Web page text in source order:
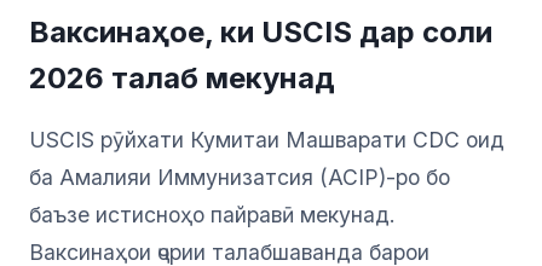
Ваксинаҳое, ки USCIS дар соли
2026 талаб мекунад
USCIS рӯйхати Кумитаи Машварати CDC оид
ба Амалияи Иммунизатсия (ACIP)-ро бо
баъзе истисноҳо пайравӣ мекунад.
Ваксинаҳои ҷории талабшаванда барои